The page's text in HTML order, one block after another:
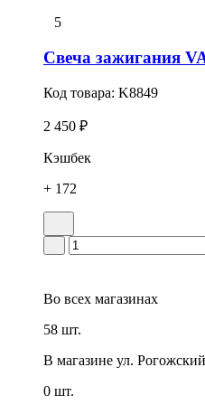
5
Свеча зажигания
Код товара: K8849
2 450 ₽
Кэшбек
+ 172
Во всех магазинах
58 шт.
В магазине ул.
0 шт.